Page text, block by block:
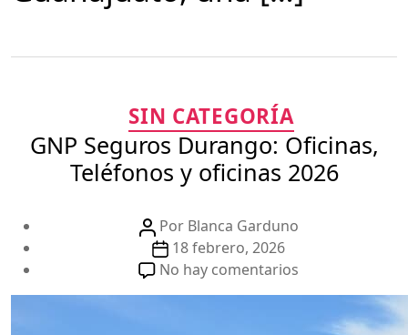
Categorías
SIN CATEGORÍA
GNP Seguros Durango: Oficinas,
Teléfonos y oficinas 2026
Autor
de
la
publicación
Por Blanca Garduno
Fecha
de
la
18 febrero, 2026
No hay comentarios
GNP
Seguros